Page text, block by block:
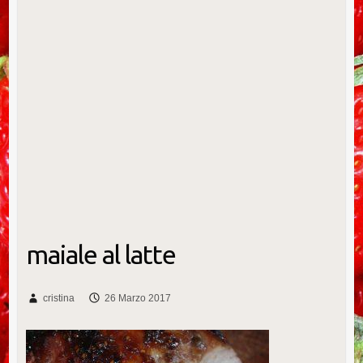
maiale al latte
cristina 26 Marzo 2017